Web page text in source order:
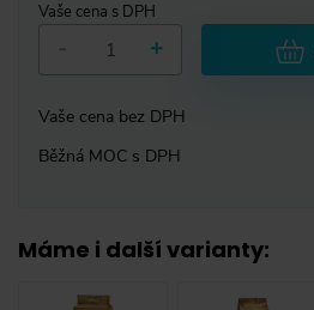
Vaše cena s DPH
+
Vaše cena bez DPH
Běžná MOC s DPH
Máme i další varianty: